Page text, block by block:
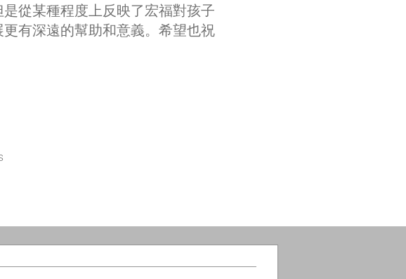
從某種程度上反映了宏福對孩子
有深遠的幫助和意義。希望也祝